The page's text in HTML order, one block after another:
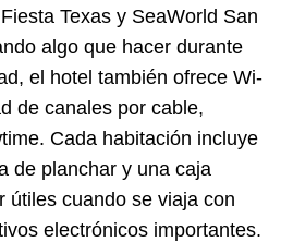
Texas y SeaWorld San
algo que hacer durante
el hotel también ofrece Wi-
de canales por cable,
Cada habitación incluye
de planchar y una caja
útiles cuando se viaja con
electrónicos importantes.